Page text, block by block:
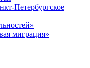
Петербургское
миграция»